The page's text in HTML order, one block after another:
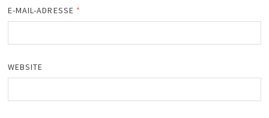
E-MAIL-ADRESSE *
WEBSITE